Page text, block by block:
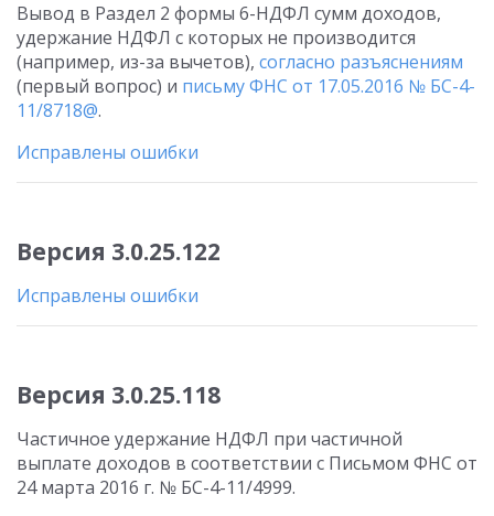
Вывод в Раздел 2 формы 6-НДФЛ сумм доходов,
удержание НДФЛ с которых не производится
(например, из-за вычетов), согласно разъяснениям
(первый вопрос) и письму ФНС от 17.05.2016 № БС-4-
11/8718@.
Исправлены ошибки
Версия 3.0.25.122
Исправлены ошибки
Версия 3.0.25.118
Частичное удержание НДФЛ при частичной
выплате доходов в соответствии с Письмом ФНС от
24 марта 2016 г. № БС-4-11/4999.